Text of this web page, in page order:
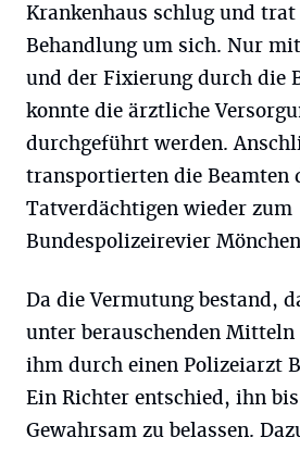
Krankenhaus schlug und
Behandlung um sich. Nur
und der Fixierung durch die
konnte die ärztliche
durchgeführt werden.
transportierten die Beamten
Tatverdächtigen wieder zum
Bundespolizeirevier
Da die Vermutung bestand,
unter berauschenden
ihm durch einen Polizeiarzt
Ein Richter entschied, ihn
Gewahrsam zu belassen.